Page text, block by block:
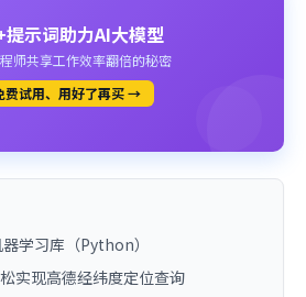
提示词助力AI大模型
师共享工作效率翻倍的秘密
费试用、用好了再买 →
学习库（Python）
实现高德经纬度定位查询